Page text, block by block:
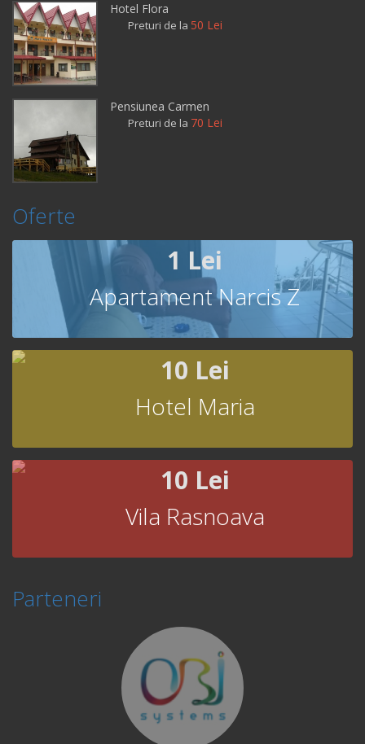
Hotel Flora
Preturi de la 50 Lei
Pensiunea Carmen
Preturi de la 70 Lei
Oferte
1 Lei
Apartament Narcis Z
10 Lei
Hotel Maria
10 Lei
Vila Rasnoava
Parteneri